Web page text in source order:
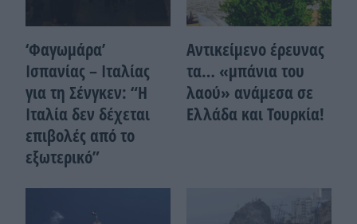
‘Φαγωμάρα’
Ισπανίας – Ιταλίας
για τη Σένγκεν: “Η
Ιταλία δεν δέχεται
επιβολές από το
εξωτερικό”
Αντικείμενο έρευνας
τα… «μπάνια του
λαού» ανάμεσα σε
Ελλάδα και Τουρκία!